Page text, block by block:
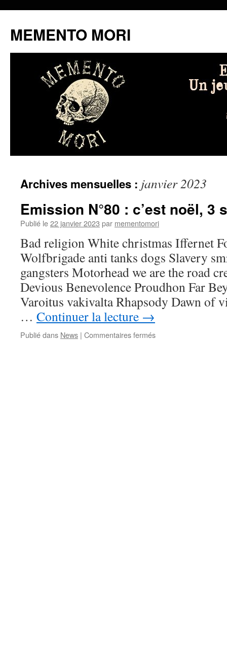
MEMENTO MORI
au
contenu
Archives mensuelles : janvier 2023
Emission N°80 : c’est noël, 3
Publié le22 janvier 2023 par mementomori
Bad religion White christmas Iffernet
Wolfbrigade anti tanks dogs Slavery
gangsters Motorhead we are the road
Devious Benevolence Proudhon Far
Varoitus vakivalta Rhapsody Dawn of
… Continuer la lecture →
Publié dans News | Commentaires ferméssur